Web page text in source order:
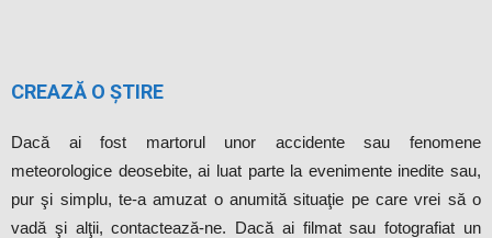
CREAZĂ O ȘTIRE
Dacă ai fost martorul unor accidente sau fenomene
meteorologice deosebite, ai luat parte la evenimente inedite sau,
pur şi simplu, te-a amuzat o anumită situaţie pe care vrei să o
vadă şi alţii, contactează-ne. Dacă ai filmat sau fotografiat un